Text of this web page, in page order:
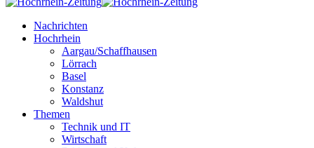
Nachrichten
Hochrhein
Aargau/Schaffhausen
Lörrach
Basel
Konstanz
Waldshut
Themen
Technik und IT
Wirtschaft